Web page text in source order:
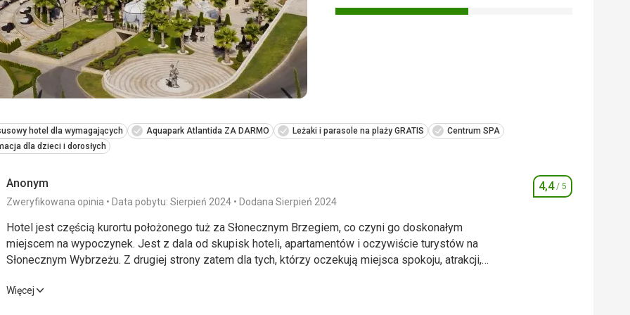
hotel dla wymagających Aquapark Atlantida ZA DARMO Leżaki i parasole na plaży GRATIS
Centrum SPA
dla dzieci i dorosłych
Anonym
Ocena
4,4/ 5
Zweryfikowana opinia Data pobytu: Sierpień 2024 Dodana Sierpień 2024
Hotel jest częścią kurortu położonego tuż za Słonecznym Brzegiem, co czyni go doskonałym
miejscem na wypoczynek. Jest z dala od skupisk hoteli, apartamentów i oczywiście turystów na
Słonecznym Wybrzeżu. Z drugiej strony zatem dla tych, którzy oczekują miejsca spokoju, atrakcji,
może być nudne. Poza kilkoma sklepikami z pamiątkami, restauracją rybną, kantorem wymiany walut
Hotel jest częścią kurortu położonego tuż za Słonecznym Brzegiem, co czyni go doskonałym
Więcej